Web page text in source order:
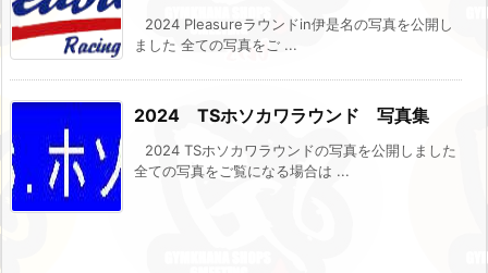
2024 Pleasureラウンドin伊是名の写真を公開し
ました 全ての写真をご ...
2024 TSホソカワラウンド 写真集
2024 TSホソカワラウンドの写真を公開しました
全ての写真をご覧になる場合は ...